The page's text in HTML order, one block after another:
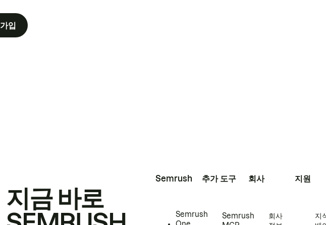
가입
지금 바로
Semrush
Semrush
추가 도구
Semrush
회사
회사
지원
지